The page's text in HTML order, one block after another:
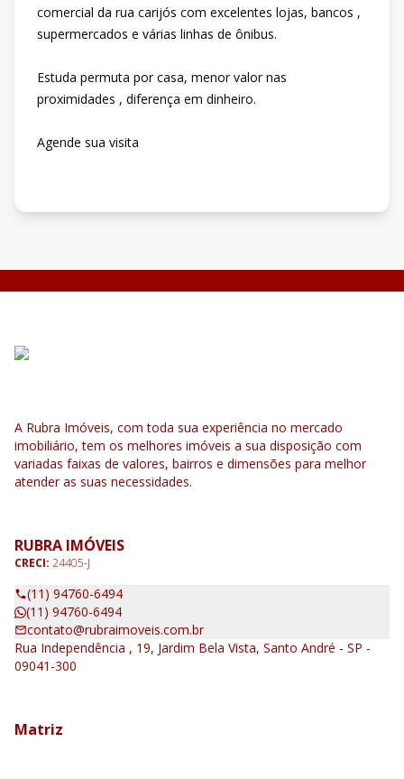
comercial da rua carijós com excelentes lojas, bancos ,
supermercados e várias linhas de ônibus.
Estuda permuta por casa, menor valor nas
proximidades , diferença em dinheiro.
Agende sua visita
A Rubra Imóveis, com toda sua experiência no mercado
imobiliário, tem os melhores imóveis a sua disposição com
variadas faixas de valores, bairros e dimensões para melhor
atender as suas necessidades.
RUBRA IMÓVEIS
CRECI: 24405-J
(11) 94760-6494
(11) 94760-6494
contato@rubraimoveis.com.br
Rua Independência , 19, Jardim Bela Vista, Santo André - SP -
09041-300
Matriz